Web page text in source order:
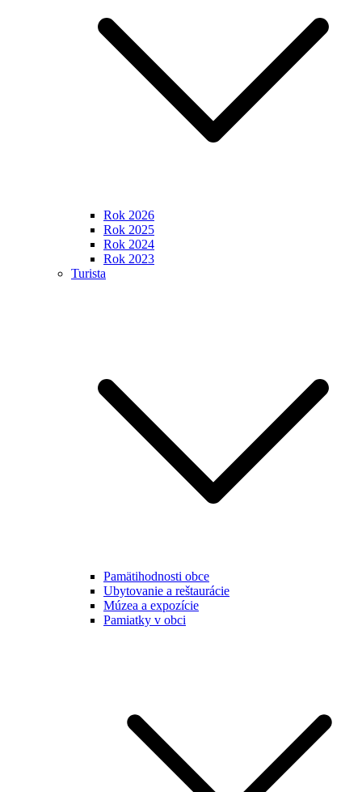
Rok 2026
Rok 2025
Rok 2024
Rok 2023
Turista
Pamätihodnosti obce
Ubytovanie a reštaurácie
Múzea a expozície
Pamiatky v obci